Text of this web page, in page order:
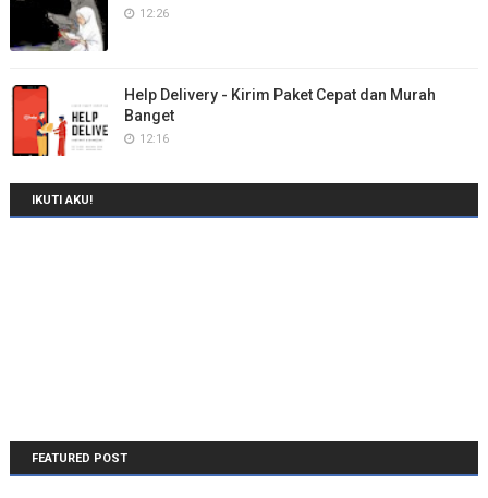
12:26
Help Delivery - Kirim Paket Cepat dan Murah
Banget
12:16
IKUTI AKU!
FEATURED POST